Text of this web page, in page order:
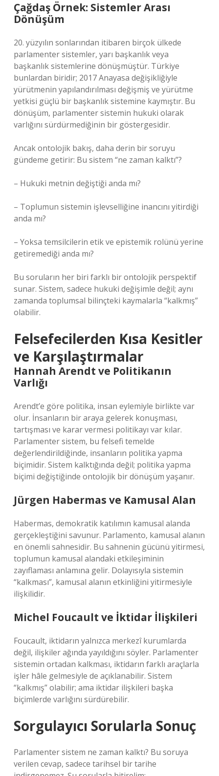
Çağdaş Örnek: Sistemler Arası
Dönüşüm
20. yüzyılın sonlarından itibaren birçok ülkede
parlamenter sistemler, yarı başkanlık veya
başkanlık sistemlerine dönüşmüştür. Türkiye
bunlardan biridir; 2017 Anayasa değişikliğiyle
yürütmenin yapılandırılması değişmiş ve yürütme
yetkisi güçlü bir başkanlık sistemine kaymıştır. Bu
dönüşüm, parlamenter sistemin hukuki olarak
varlığını sürdürmediğinin bir göstergesidir.
Ancak ontolojik bakış, daha derin bir soruyu
gündeme getirir: Bu sistem “ne zaman kalktı”?
– Hukuki metnin değiştiği anda mı?
– Toplumun sistemin işlevselliğine inancını yitirdiği
anda mı?
– Yoksa temsilcilerin etik ve epistemik rolünü yerine
getiremediği anda mı?
Bu soruların her biri farklı bir ontolojik perspektif
sunar. Sistem, sadece hukuki değişimle değil; aynı
zamanda toplumsal bilinçteki kaymalarla “kalkmış”
olabilir.
Felsefecilerden Kısa Kesitler
ve Karşılaştırmalar
Hannah Arendt ve Politikanın
Varlığı
Arendt’e göre politika, insan eylemiyle birlikte var
olur. İnsanların bir araya gelerek konuşması,
tartışması ve karar vermesi politikayı var kılar.
Parlamenter sistem, bu felsefi temelde
değerlendirildiğinde, insanların politika yapma
biçimidir. Sistem kalktığında değil; politika yapma
biçimi değiştiğinde ontolojik bir dönüşüm yaşanır.
Jürgen Habermas ve Kamusal Alan
Habermas, demokratik katılımın kamusal alanda
gerçekleştiğini savunur. Parlamento, kamusal alanın
en önemli sahnesidir. Bu sahnenin gücünü yitirmesi,
toplumun kamusal alandaki etkileşiminin
zayıflaması anlamına gelir. Dolayısıyla sistemin
“kalkması”, kamusal alanın etkinliğini yitirmesiyle
ilişkilidir.
Michel Foucault ve İktidar İlişkileri
Foucault, iktidarın yalnızca merkezî kurumlarda
değil, ilişkiler ağında yayıldığını söyler. Parlamenter
sistemin ortadan kalkması, iktidarın farklı araçlarla
işler hâle gelmesiyle de açıklanabilir. Sistem
“kalkmış” olabilir; ama iktidar ilişkileri başka
biçimlerde varlığını sürdürebilir.
Sorgulayıcı Sorularla Sonuç
Parlamenter sistem ne zaman kalktı? Bu soruya
verilen cevap, sadece tarihsel bir tarihe